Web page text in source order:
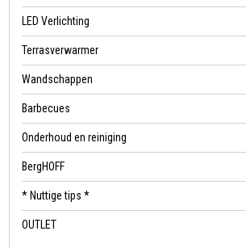
LED Verlichting
Terrasverwarmer
Wandschappen
Barbecues
Onderhoud en reiniging
BergHOFF
* Nuttige tips *
OUTLET